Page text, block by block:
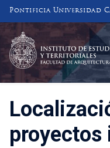
Pontificia Universidad
INSTITUTO DE
Y
FACULTAD DE